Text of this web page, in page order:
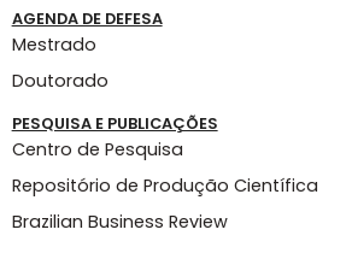
AGENDA DE DEFESA
Mestrado
Doutorado
PESQUISA E PUBLICAÇÕES
Centro de Pesquisa
Repositório de Produção Científica
Brazilian Business Review